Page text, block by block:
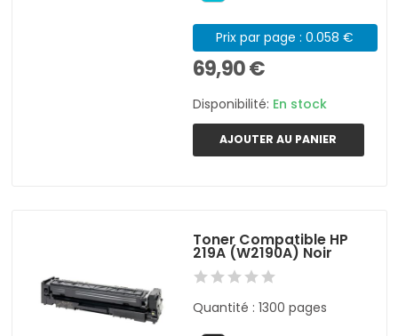
Prix par page : 0.058 €
69,90 €
Disponibilité: En stock
AJOUTER AU PANIER
Toner Compatible HP
219A (W2190A) Noir
Quantité : 1300 pages